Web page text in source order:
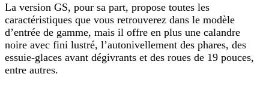
La version GS, pour sa part, propose toutes les
caractéristiques que vous retrouverez dans le modèle
d’entrée de gamme, mais il offre en plus une calandre
noire avec fini lustré, l’autonivellement des phares, des
essuie-glaces avant dégivrants et des roues de 19 pouces,
entre autres.